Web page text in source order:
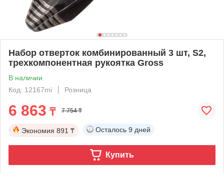
Набор отверток комбинированный 3 шт, S2,
трехкомпонентная рукоятка Gross
В наличии
Код: 12167mi
Розница
6 863 ₸ 7 754 ₸
Экономия 891 ₸ Осталось 9 дней
Купить